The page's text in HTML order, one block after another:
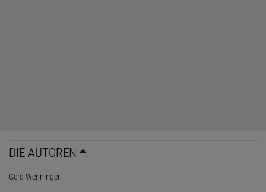
DIE AUTOREN
Gerd Wenninger